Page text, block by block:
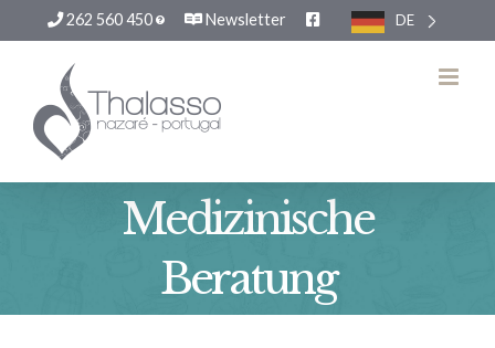
262 560 450 Newsletter DE
springen
Medizinische
Beratung